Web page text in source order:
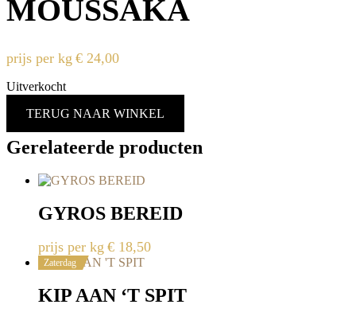
MOUSSAKA
prijs per kg € 24,00
Uitverkocht
TERUG NAAR WINKEL
Gerelateerde producten
GYROS BEREID
prijs per kg € 18,50
Zaterdag
KIP AAN ‘T SPIT